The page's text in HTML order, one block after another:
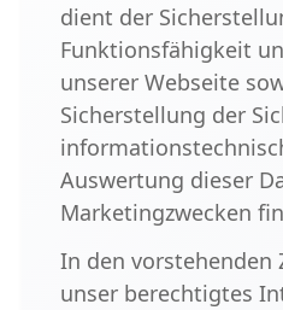
dient der
Funktionsfähigkeit
unserer Webseite
Sicherstellung der
Auswertung dieser
Marketingzwecken
In den vorstehenden
unser berechtigtes